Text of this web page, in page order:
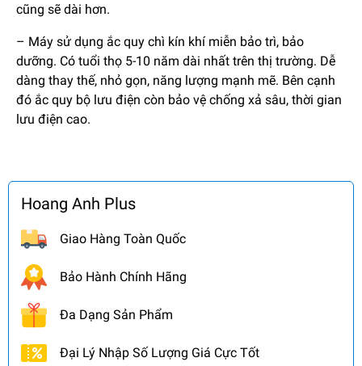
cũng sẽ dài hơn.
– Máy sử dụng ắc quy chì kín khí miễn bảo trì, bảo
dưỡng. Có tuổi thọ 5-10 năm dài nhất trên thị trường. Dễ
dàng thay thế, nhỏ gọn, năng lượng mạnh mẽ. Bên cạnh
đó ắc quy bộ lưu điện còn bảo vệ chống xả sâu, thời gian
lưu điện cao.
Hoang Anh Plus
Giao Hàng Toàn Quốc
Bảo Hành Chính Hãng
Đa Dạng Sản Phẩm
Đại Lý Nhập Số Lượng Giá Cực Tốt